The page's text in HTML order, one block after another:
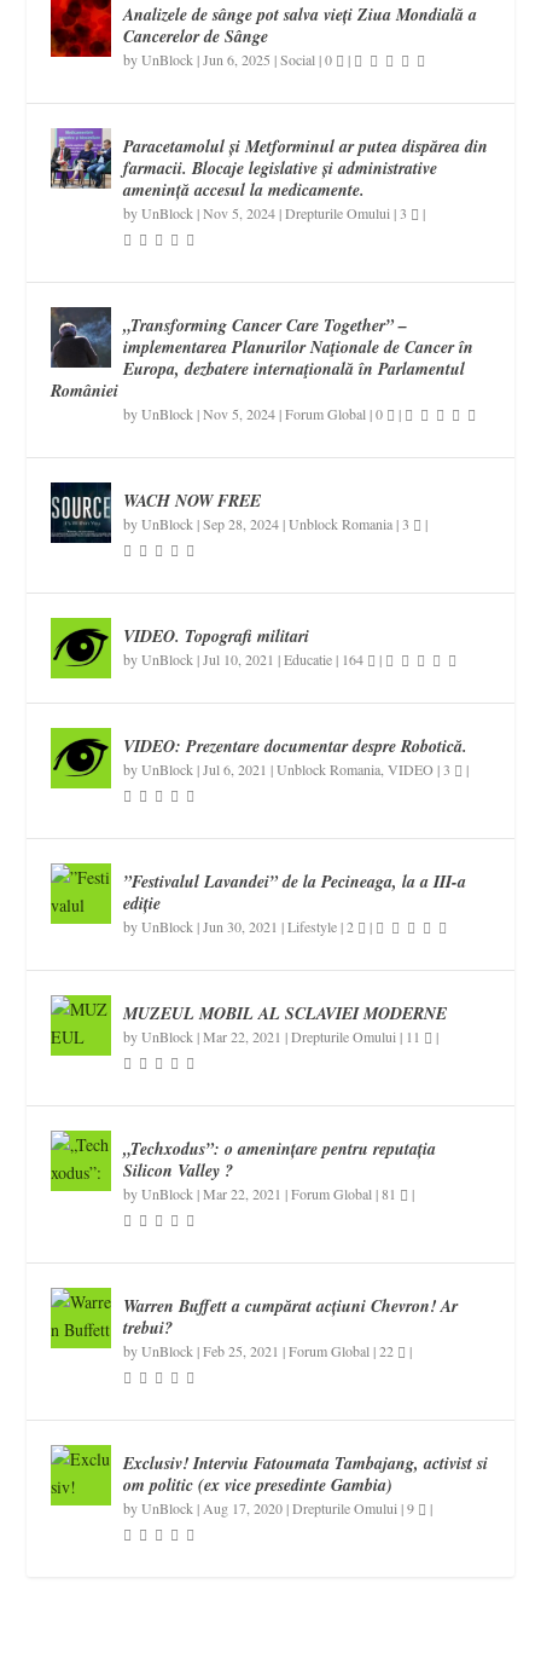
Analizele de sânge pot salva vieți Ziua Mondială a
Cancerelor de Sânge
byUnBlock |Jun 6, 2025 |Social |0 |
Paracetamolul și Metforminul ar putea dispărea din
farmacii. Blocaje legislative și administrative
amenință accesul la medicamente.
byUnBlock |Nov 5, 2024|Drepturile Omului |3 |
„Transforming Cancer Care Together” –
implementarea Planurilor Naţionale de Cancer în
Europa, dezbatere internaţională în Parlamentul
României
byUnBlock |Nov 5, 2024|Forum Global |0 |
WACH NOW FREE
byUnBlock |Sep 28, 2024|Unblock Romania|3 |
VIDEO. Topografi militari
byUnBlock |Jul 10, 2021 |Educatie| 164 |
VIDEO: Prezentare documentar despre Robotică.
byUnBlock |Jul 6, 2021 |Unblock Romania ,VIDEO |3 |
”Festivalul Lavandei” de la Pecineaga, la a III-a
ediție
byUnBlock |Jun 30, 2021 |Lifestyle|2 |
MUZEUL MOBIL AL SCLAVIEI MODERNE
byUnBlock |Mar 22, 2021 |Drepturile Omului | 11 |
„Techxodus”: o amenințare pentru reputația
Silicon Valley ?
byUnBlock |Mar 22, 2021 |Forum Global |81 |
Warren Buffett a cumpărat acțiuni Chevron! Ar
trebui?
byUnBlock |Feb 25, 2021 |Forum Global |22 |
Exclusiv! Interviu Fatoumata Tambajang, activist si
om politic (ex vice presedinte Gambia)
byUnBlock | Aug 17, 2020|Drepturile Omului |9 |